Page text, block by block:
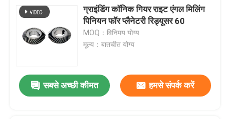
ग्राइंडिंग कॉनिक गियर राइट एंगल मिलिंग
पिनियन फॉर प्लैनेटरी रिड्यूसर 60
MOQ：विनिमय योग्य
मूल्य：बातचीत योग्य
सबसे अच्छी कीमत हमसे संपर्क करें